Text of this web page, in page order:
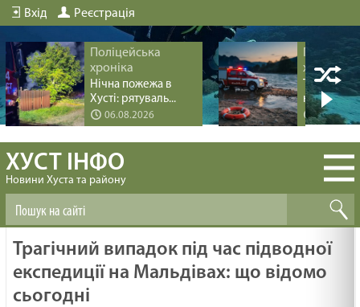
Вхід Реєстрація
Поліцейська
хроніка
Нічна пожежа в
Хусті: рятуваль...
06.08.2026
хроніка
Трагедія
купання
ХУСТ ІНФО
Новини Хуста та району
Трагічний випадок під час підводної
експедиції на Мальдівах: що відомо
сьогодні